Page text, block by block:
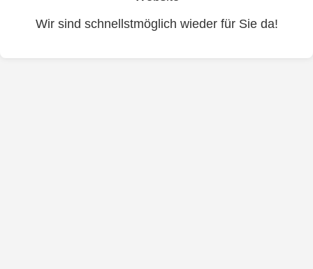
Wir sind schnellstmöglich wieder für Sie da!